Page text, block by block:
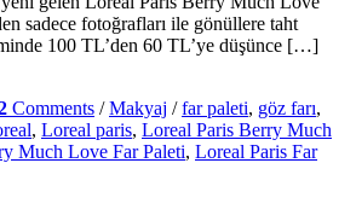
sadece fotoğrafları ile gönüllere taht
100 TL’den 60 TL’ye düşünce […]
Comments / Makyaj / far paleti, göz farı,
, Loreal paris, Loreal Paris Berry Much
Much Love Far Paleti, Loreal Paris Far